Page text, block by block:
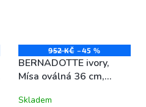
952 KČ –45 %
BERNADOTTE ivory,
Mísa oválná 36 cm,
Skladem